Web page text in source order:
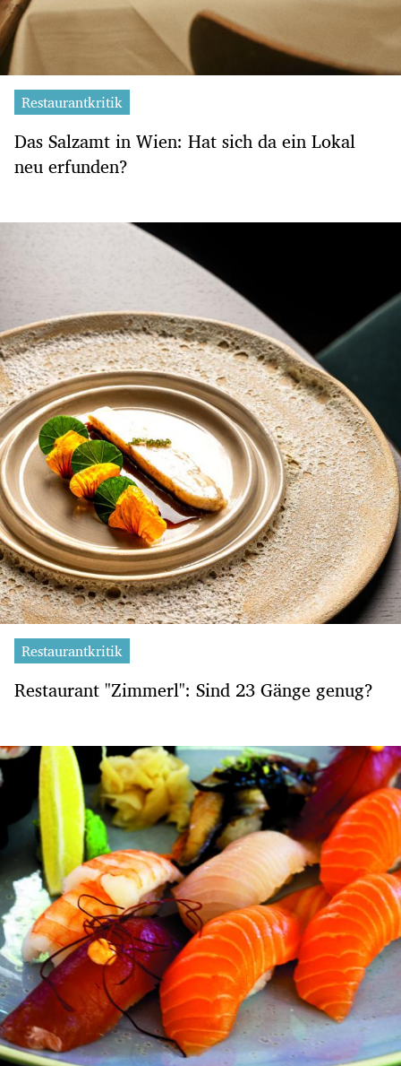
Restaurantkritik
Das Salzamt in Wien: Hat sich da ein Lokal
neu erfunden?
Restaurantkritik
Restaurant "Zimmerl": Sind 23 Gänge genug?